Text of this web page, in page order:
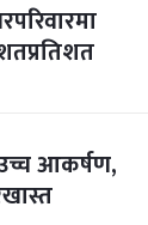
आकर्षण,